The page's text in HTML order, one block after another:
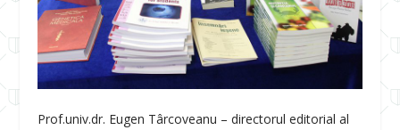
Prof.univ.dr. Eugen Târcoveanu – directorul editorial al